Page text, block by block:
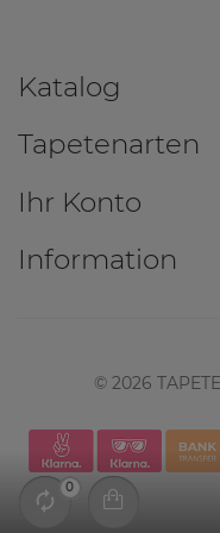
Katalog
Tapetenarten
Ihr Konto
Information
© 2026
0